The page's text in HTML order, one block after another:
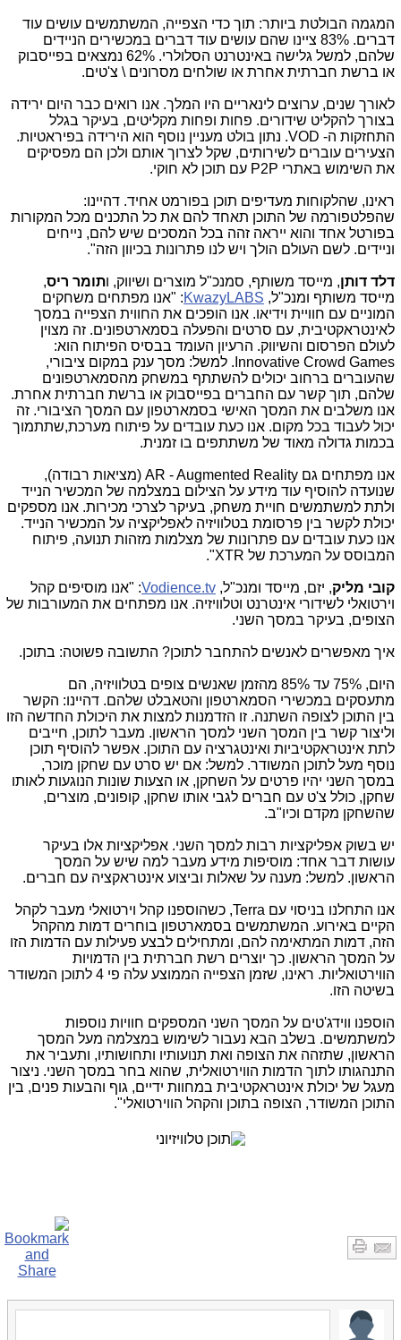
המגמה הבולטת ביותר: תוך כדי הצפייה, המשתמשים עושים עוד
דברים. 83% ציינו שהם עושים עוד דברים במכשירים הניידים
שלהם, למשל גלישה באינטרנט הסלולרי. 62% נמצאים בפייסבוק
או ברשת חברתית אחרת או שולחים מסרונים \ צ'טים.
לאורך שנים, ערוצים לינאריים היו המלך. אנו רואים כבר היום ירידה
בצורך להקליט שידורים. פחות ופחות מקליטים, בעיקר בגלל
התחזקות ה- VOD. נתון בולט מעניין נוסף הוא הירידה בפיראטיות.
הצעירים עוברים לשירותים, שקל לצרוך אותם ולכן הם מפסיקים
את השימוש באתרי P2P עם תוכן לא חוקי.
ראינו, שהלקוחות מעדיפים תוכן בפורמט אחיד. דהיינו:
שהפלטפורמה של התוכן תאחד להם את כל התכנים מכל המקורות
בפורטל אחד והוא ייראה זהה בכל המסכים שיש להם, נייחים
וניידים. לשם העולם הולך ויש לנו פתרונות בכיוון הזה".
דלד דותן, מייסד משותף, סמנכ"ל מוצרים ושיווק, ותומר ריס,
מייסד משותף ומנכ"ל, KwazyLABS: "אנו מפתחים משחקים
המוניים עם חוויית וידיאו. אנו הופכים את החווית הצפייה במסך
לאינטראקטיבית, עם סרטים והפעלה בסמארטפונים. זה מצוין
לעולם הפרסום והשיווק. הרעיון העומד בבסיס הפיתוח הוא:
Innovative Crowd Games. למשל: מסך ענק במקום ציבורי,
שהעוברים ברחוב יכולים להשתתף במשחק מהסמארטפונים
שלהם, תוך קשר עם החברים בפייסבוק או ברשת חברתית אחרת.
אנו משלבים את המסך האישי בסמארטפון עם המסך הציבורי. זה
יכול לעבוד בכל מקום. אנו כעת עובדים על פיתוח מערכת,שתתמוך
בכמות גדולה מאוד של משתתפים בו זמנית.
אנו מפתחים גם AR - Augmented Reality (מציאות רבודה),
שנועדה להוסיף עוד מידע על הצילום במצלמה של המכשיר הנייד
ולתת למשתמשים חויית משחק, בעיקר לצרכי מכירות. אנו מספקים
יכולת לקשר בין פרסומת בטלוויזיה לאפליקציה על המכשיר הנייד.
אנו כעת עובדים עם פתרונות של מצלמות מזהות תנועה, פיתוח
המבוסס על המערכת של XTR".
קובי מליק, יזם, מייסד ומנכ"ל, Vodience.tv: "אנו מוסיפים קהל
וירטואלי לשידורי אינטרנט וטלוויזיה. אנו מפתחים את המעורבות של
הצופים, בעיקר במסך השני.
איך מאפשרים לאנשים להתחבר לתוכן? התשובה פשוטה: בתוכן.
היום, 75% עד 85% מהזמן שאנשים צופים בטלוויזיה, הם
מתעסקים במכשירי הסמארטפון והטאבלט שלהם. דהיינו: הקשר
בין התוכן לצופה השתנה. זו הזדמנות למצות את היכולת החדשה הזו
וליצור קשר בין המסך השני למסך הראשון. מעבר לתוכן, חייבים
לתת אינטראקטיביות ואינטגרציה עם התוכן. אפשר להוסיף תוכן
נוסף מעל לתוכן המשודר. למשל: אם יש סרט עם שחקן מוכר,
במסך השני יהיו פרטים על השחקן, או הצעות שונות הנוגעות לאותו
שחקן, כולל צ'ט עם חברים לגבי אותו שחקן, קופונים, מוצרים,
שהשחקן מקדם וכיו"ב.
יש בשוק אפליקציות רבות למסך השני. אפליקציות אלו בעיקר
עושות דבר אחד: מוסיפות מידע מעבר למה שיש על המסך
הראשון. למשל: מענה על שאלות וביצוע אינטראקציה עם חברים.
אנו התחלנו בניסוי עם Terra, כשהוספנו קהל וירטואלי מעבר לקהל
הקיים באירוע. המשתמשים בסמארטפון בוחרים דמות מהקהל
הזה, דמות המתאימה להם, ומתחילים לבצע פעילות עם הדמות הזו
על המסך הראשון. כך יוצרים רשת חברתית בין הדמויות
הווירטואליות. ראינו, שזמן הצפייה הממוצע עלה פי 4 לתוכן המשודר
בשיטה הזו.
הוספנו ווידג'טים על המסך השני המספקים חוויות נוספות
למשתמשים. בשלב הבא נעבור לשימוש במצלמה מעל המסך
הראשון, שתזהה את הצופה ואת תנועותיו ותחושותיו, ותעביר את
התנהגותו לתוך הדמות הווירטואלית, שהוא בחר במסך השני. ניצור
מעגל של יכולת אינטראקטיבית במחוות ידיים, גוף והבעות פנים, בין
התוכן המשודר, הצופה בתוכן והקהל הווירטואלי".